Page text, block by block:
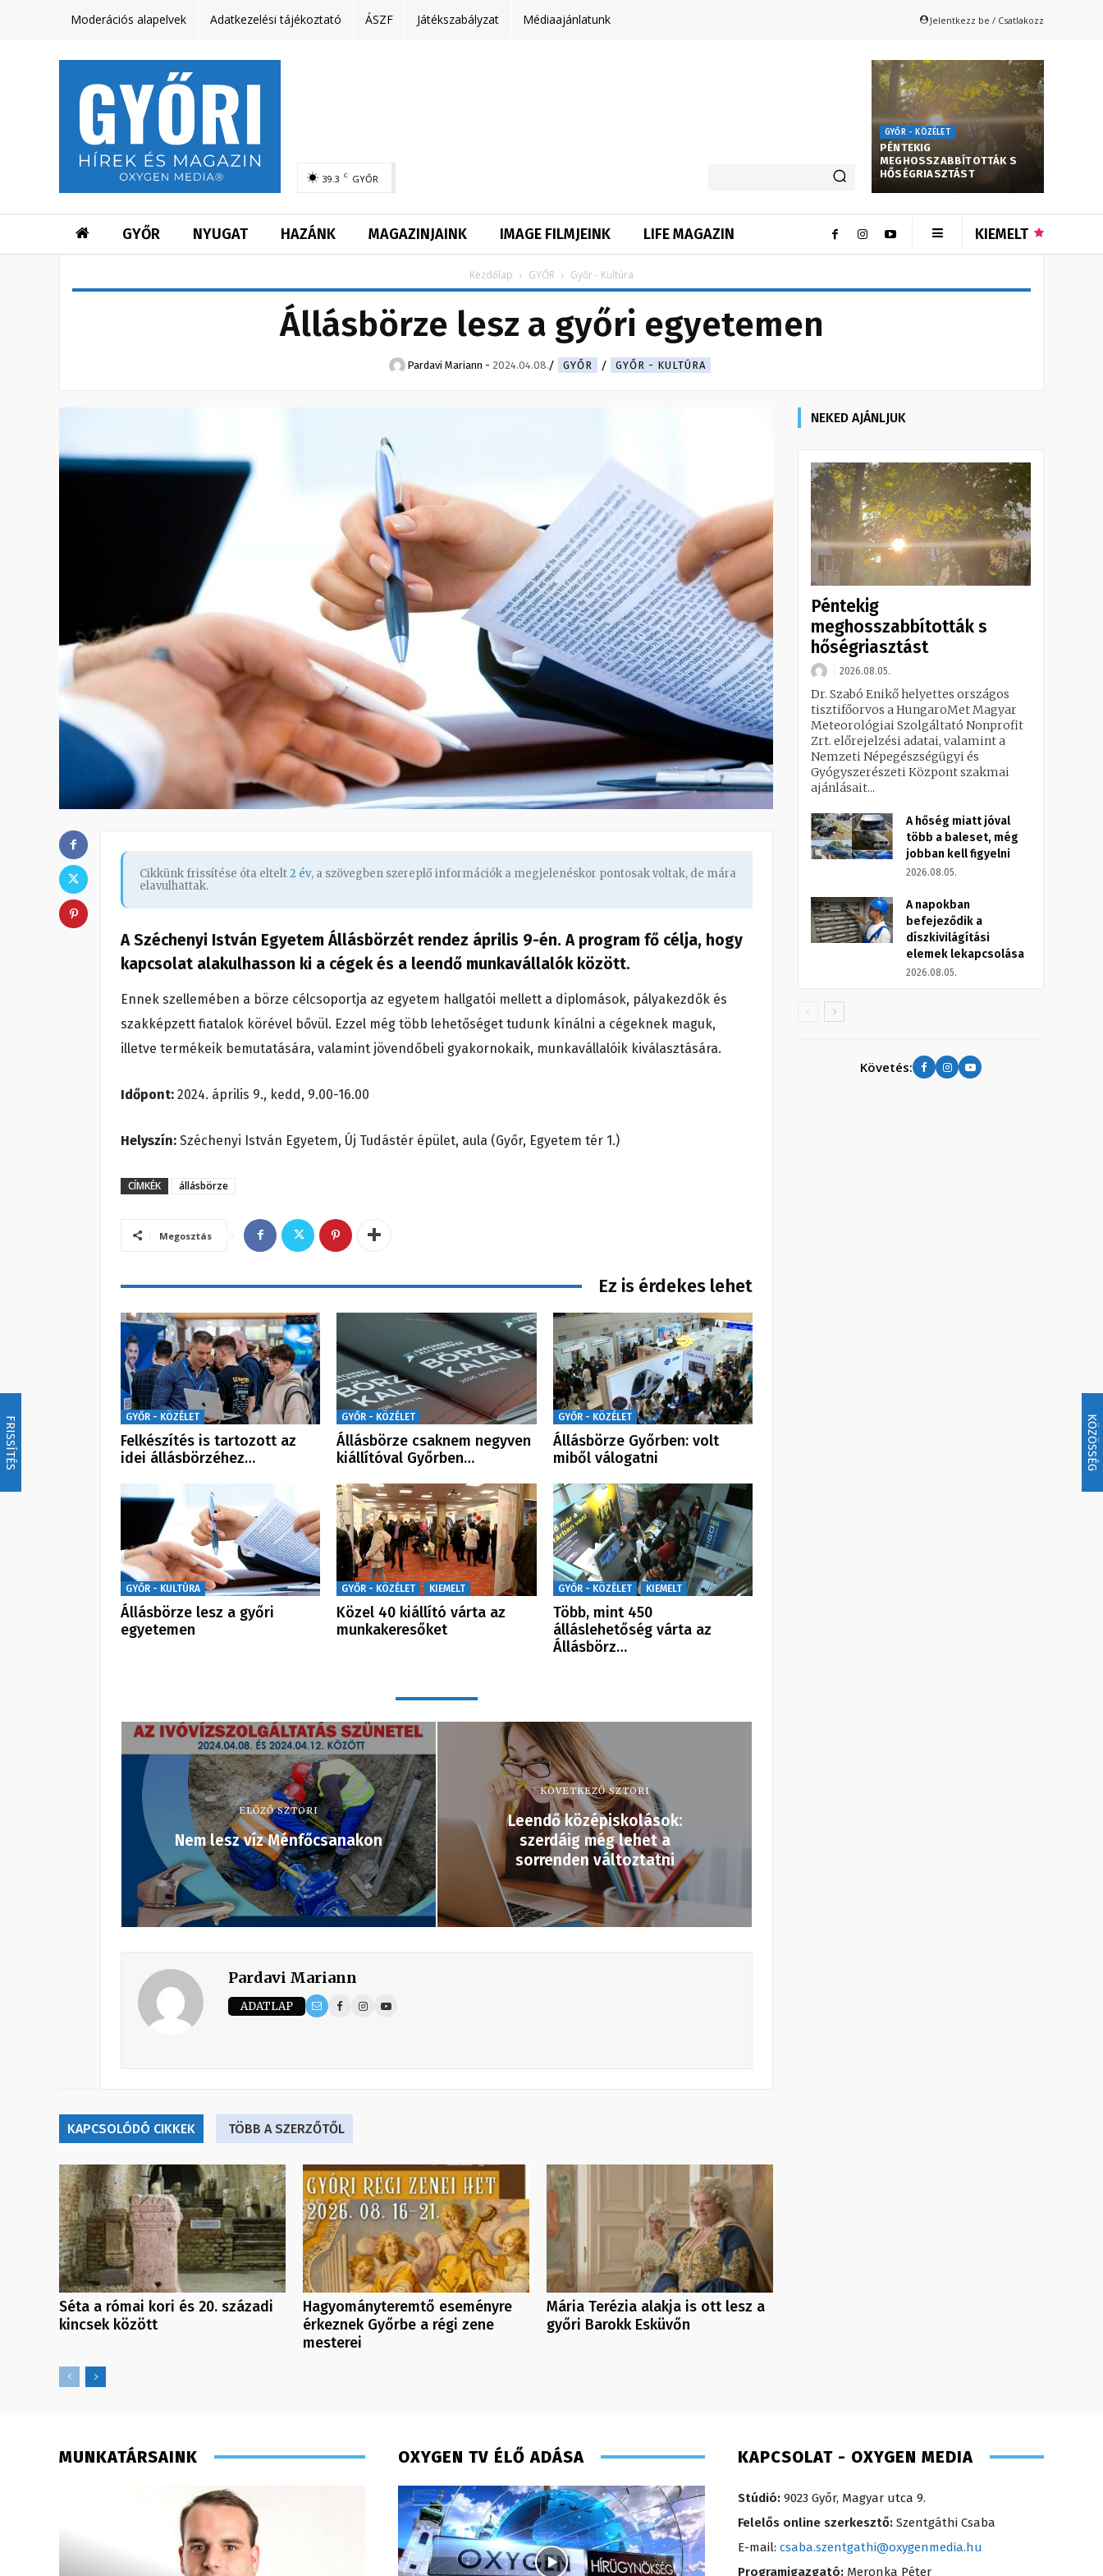
FRISSÍTÉS KÖZÖSSÉG
Moderációs alapelvek Adatkezelési tájékoztató ÁSZF Játékszabályzat Médiaajánlatunk Jelentkezz be / Csatlakozz
39.3 C GYŐR
GYŐR - KÖZÉLET
PÉNTEKIG
MEGHOSSZABBÍTOTTÁK S
HŐSÉGRIASZTÁST
GYŐR NYUGAT HAZÁNK MAGAZINJAINK IMAGE FILMJEINK LIFE MAGAZIN KIEMELT
Kezdőlap GYŐR Győr - Kultúra
Állásbörze lesz a győri egyetemen
Pardavi Mariann - 2024.04.08. GYŐR GYŐR - KULTÚRA
Cikkünk frissítése óta eltelt2 év, a szövegben szereplő információk a megjelenéskor pontosak voltak, de mára
elavulhattak.
A Széchenyi István Egyetem Állásbörzét rendez április 9-én. A program fő célja, hogy
kapcsolat alakulhasson ki a cégek és a leendő munkavállalók között.
Ennek szellemében a börze célcsoportja az egyetem hallgatói mellett a diplomások, pályakezdők és
szakképzett fiatalok körével bővül. Ezzel még több lehetőséget tudunk kínálni a cégeknek maguk,
illetve termékeik bemutatására, valamint jövendőbeli gyakornokaik, munkavállalóik kiválasztására.
Időpont: 2024. április 9., kedd, 9.00-16.00
Helyszín: Széchenyi István Egyetem, Új Tudástér épület, aula (Győr, Egyetem tér 1.)
CÍMKÉK állásbörze
Megosztás
Ez is érdekes lehet
GYŐR - KÖZÉLET
Felkészítés is tartozott az
idei állásbörzéhez…
GYŐR - KÖZÉLET
Állásbörze csaknem negyven
kiállítóval Győrben…
GYŐR - KÖZÉLET
Állásbörze Győrben: volt
miből válogatni
GYŐR - KULTÚRA
Állásbörze lesz a győri
egyetemen
GYŐR - KÖZÉLET KIEMELT
Közel 40 kiállító várta az
munkakeresőket
GYŐR - KÖZÉLET KIEMELT
Több, mint 450
álláslehetőség várta az
Állásbörz…
ELŐZŐ SZTORI
Nem lesz víz Ménfőcsanakon
KÖVETKEZŐ SZTORI
Leendő középiskolások:
szerdáig még lehet a
sorrenden változtatni
Pardavi Mariann
ADATLAP
KAPCSOLÓDÓ CIKKEK TÖBB A SZERZŐTŐL
Séta a római kori és 20. századi
kincsek között
Hagyományteremtő eseményre
érkeznek Győrbe a régi zene
mesterei
Mária Terézia alakja is ott lesz a
győri Barokk Esküvőn
NEKED AJÁNLJUK
Péntekig
meghosszabbították s
hőségriasztást
2026.08.05.
Dr. Szabó Enikő helyettes országos
tisztifőorvos a HungaroMet Magyar
Meteorológiai Szolgáltató Nonprofit
Zrt. előrejelzési adatai, valamint a
Nemzeti Népegészségügyi és
Gyógyszerészeti Központ szakmai
ajánlásait...
A hőség miatt jóval
több a baleset, még
jobban kell figyelni
2026.08.05.
A napokban
befejeződik a
díszkivilágítási
elemek lekapcsolása
2026.08.05.
Követés:
MUNKATÁRSAINK OXYGEN TV ÉLŐ ADÁSA KAPCSOLAT - OXYGEN MEDIA
Stúdió: 9023 Győr, Magyar utca 9.
Felelős online szerkesztő: Szentgáthi Csaba
E-mail: csaba.szentgathi@oxygenmedia.hu
Programigazgató: Meronka Péter